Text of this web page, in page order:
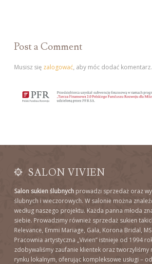
Post a Comment
Musisz się zalogować, aby móc dodać komentarz.
SALON VIVIEN
Salon sukien ślubnych prowadzi sprzedaż oraz
ślubnych i wieczorowych. W salonie można
według naszego projektu. Każda panna młoda
siebie. Prowadzimy również sprzedaż sukien
Relevance, Emmi Mariage, Gala, Korona Bridal,
Pracownia artystyczna „Vivien” istnieje od 1994
zdobywaliśmy zaufanie klientek oraz tworzyliśmy
rynku lokalnym, oferując kompleksowe usługi –